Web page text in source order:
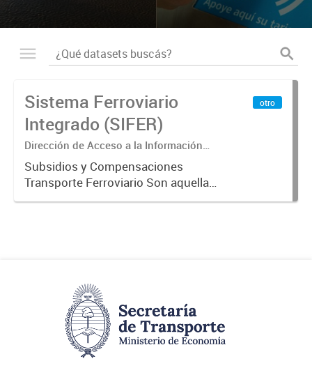
Sistema Ferroviario
Integrado (SIFER)
Dirección de Acceso a la Información
Pública y Transparencia
Subsidios y Compensaciones
Transporte Ferroviario Son aquellas
transferencias realizadas por la
otro